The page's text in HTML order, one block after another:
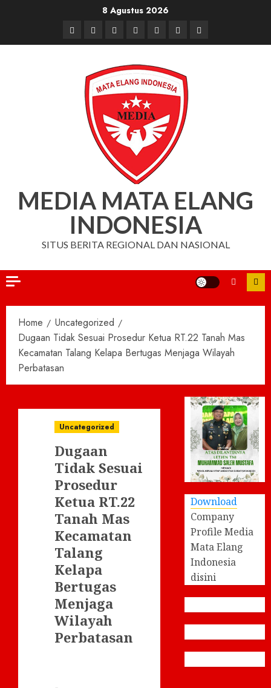
8 Agustus 2026
BerandaNasionalDaerahHukum
dan
Kriminal
Pendidikan
Box
Redaksi
Iklan
MEDIA MATA ELANG
INDONESIA
SITUS BERITA REGIONAL DAN NASIONAL
Home
Uncategorized
Dugaan Tidak Sesuai Prosedur Ketua RT.22 Tanah Mas
Kecamatan Talang Kelapa Bertugas Menjaga Wilayah
Perbatasan
Uncategorized
Dugaan
Tidak Sesuai
Prosedur
Ketua RT.22
Tanah Mas
Kecamatan
Talang
Kelapa
Bertugas
Menjaga
Wilayah
Perbatasan
Download
Company
Profile Media
Mata Elang
Indonesia
disini